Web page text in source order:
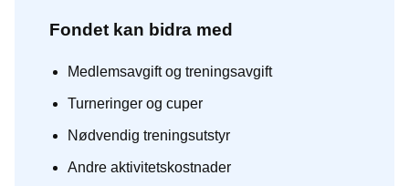
Fondet kan bidra med
Medlemsavgift og treningsavgift
Turneringer og cuper
Nødvendig treningsutstyr
Andre aktivitetskostnader